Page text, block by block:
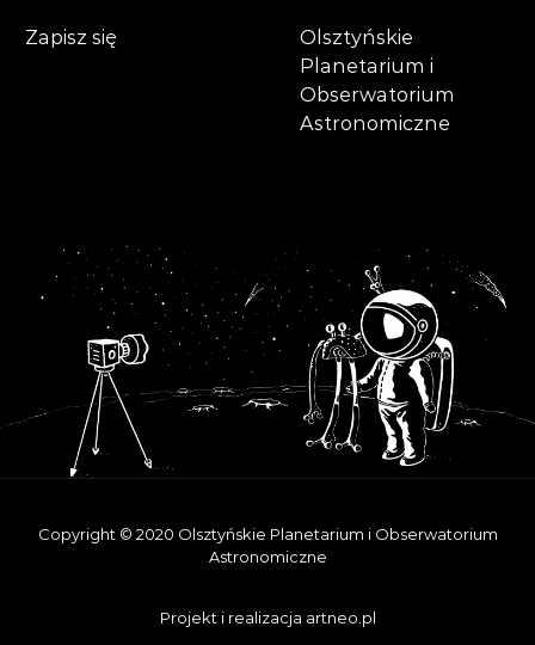
Zapisz się
Olsztyńskie
Planetarium i
Obserwatorium
Astronomiczne
Copyright © 2020 Olsztyńskie Planetarium i Obserwatorium
Astronomiczne
Projekt i realizacja artneo.pl